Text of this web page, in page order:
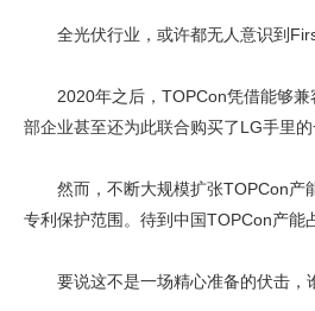
全光伏行业，或许都无人意识到
2020年之后，TOPCon凭借能够
部企业甚至还为此联合购买了LG手里的
然而，不断大规模扩张TOPCon产
专利保护范围。待到中国TOPCon产能
要说这不是一场精心准备的伏击，